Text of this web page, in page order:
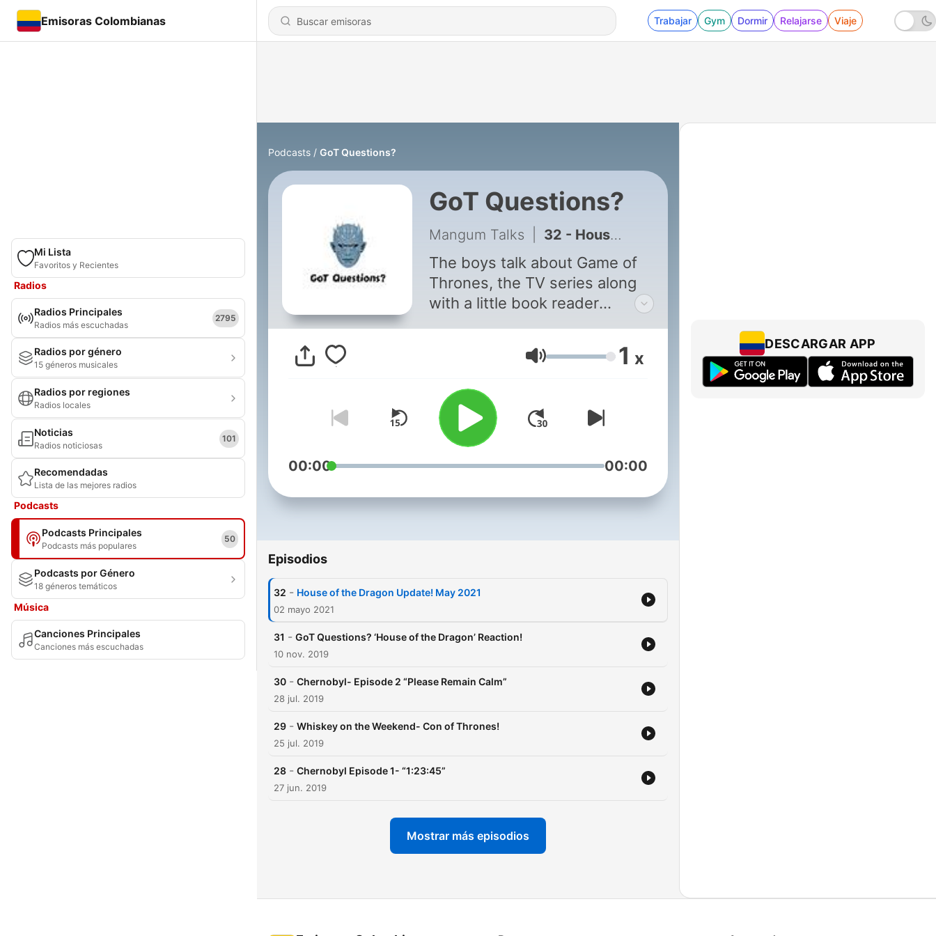
Emisoras Colombianas Trabajar Gym Dormir Relajarse Viaje
Mi Lista
Favoritos y Recientes
Radios
Radios Principales
Radios más escuchadas
2795
Radios por género
15 géneros musicales
Radios por regiones
Radios locales
Noticias
Radios noticiosas
101
Recomendadas
Lista de las mejores radios
Podcasts
Podcasts Principales
Podcasts más populares
50
Podcasts por Género
18 géneros temáticos
Música
Canciones Principales
Canciones más escuchadas
Podcasts GoT Questions?
GoT Questions?
Mangum Talks 32 - House of the Dragon Update! May 2021
The boys talk about Game of
Thrones, the TV series along
with a little book reader
Volumen 1 x
00:00 00:00
Episodios
32 - House of the Dragon Update! May 2021
02 mayo 2021
31 - GoT Questions? ‘House of the Dragon’ Reaction!
10 nov. 2019
30 - Chernobyl- Episode 2 “Please Remain Calm”
28 jul. 2019
29 - Whiskey on the Weekend- Con of Thrones!
25 jul. 2019
28 - Chernobyl Episode 1- “1:23:45”
27 jun. 2019
Mostrar más episodios
DESCARGAR APP